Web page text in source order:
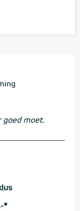
goed moet.
*